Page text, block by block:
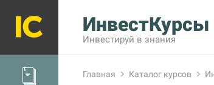
ИнвестКурсы
Инвестируй в знания
Главная Каталог курсов